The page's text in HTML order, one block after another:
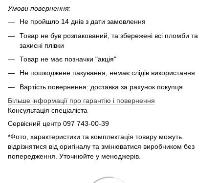
Умови повернення:
Не пройшло 14 днів з дати замовлення
Товар не був розпакований, та збережені всі пломби та
захисні плівки
Товар не має позначки "акція"
Не пошкоджене пакування, немає слідів використання
Вартість повернення: доставка за рахунок покупця
Більше інформації про гарантію і повернення
Консультація спеціаліста
Сервісний центр 097 743-00-39
*Фото, характеристики та комплектація товару можуть
відрізнятися від оригіналу та змінюватися виробником без
попередження. Уточнюйте у менеджерів.